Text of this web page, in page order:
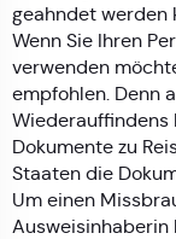
geahndet werden
Wenn Sie Ihren
verwenden
empfohlen. Denn
Wiederauffindens
Dokumente zu
Staaten die
Um einen
Ausweisinhaberin